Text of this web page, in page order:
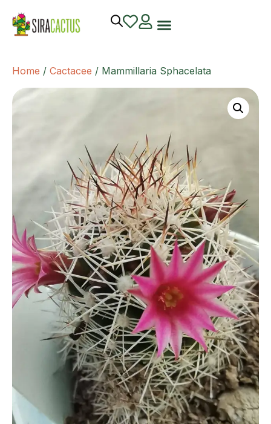
Home / Cactacee / Mammillaria Sphacelata